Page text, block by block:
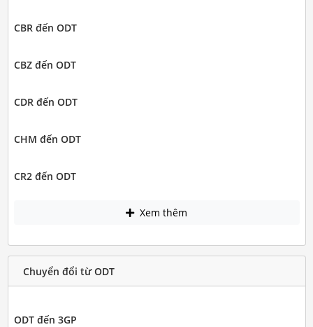
CBR đến ODT
CBZ đến ODT
CDR đến ODT
CHM đến ODT
CR2 đến ODT
Xem thêm
Chuyển đổi từ ODT
ODT đến 3GP